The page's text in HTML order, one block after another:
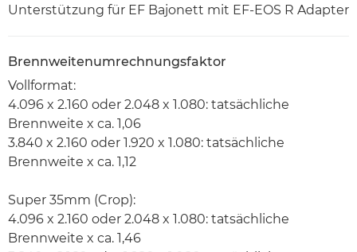
Unterstützung für EF Bajonett mit EF-EOS R Adapter
Brennweitenumrechnungsfaktor
Vollformat:
4.096 x 2.160 oder 2.048 x 1.080: tatsächliche
Brennweite x ca. 1,06
3.840 x 2.160 oder 1.920 x 1.080: tatsächliche
Brennweite x ca. 1,12
Super 35mm (Crop):
4.096 x 2.160 oder 2.048 x 1.080: tatsächliche
Brennweite x ca. 1,46